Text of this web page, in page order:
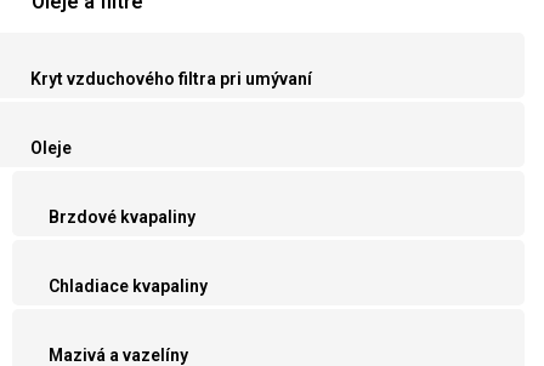
Kryt vzduchového filtra pri umývaní
Oleje
Brzdové kvapaliny
Chladiace kvapaliny
Mazivá a vazelíny